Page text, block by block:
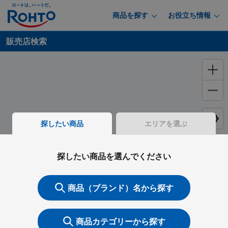
商品を探す お役立ち情報
販売店検索
探したい商品 エリアを選ぶ
探したい商品を選んでください
商品（ブランド）名から探す
商品カテゴリーから探す